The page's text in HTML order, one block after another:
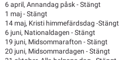
6 april, Annandag påsk - Stängt
1 maj - Stängt
14 maj, Kristi himmefärdsdag -Stängt
6 juni, Nationaldagen - Stängt
19 juni, Midsommarafton - Stängt
20 juni, Midsommardagen - Stängt